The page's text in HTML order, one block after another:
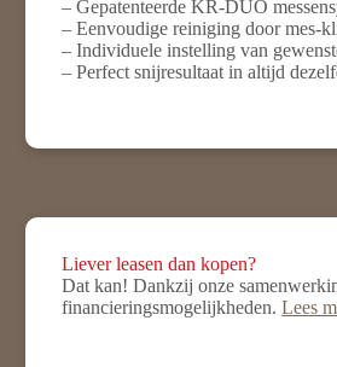
– Gepatenteerde KR-DUO
– Eenvoudige reiniging door mes-
– Individuele instelling van
– Perfect snijresultaat in altijd
Liever leasen dan kopen?
Dat kan! Dankzij onze
financieringsmogelijkheden.Lees